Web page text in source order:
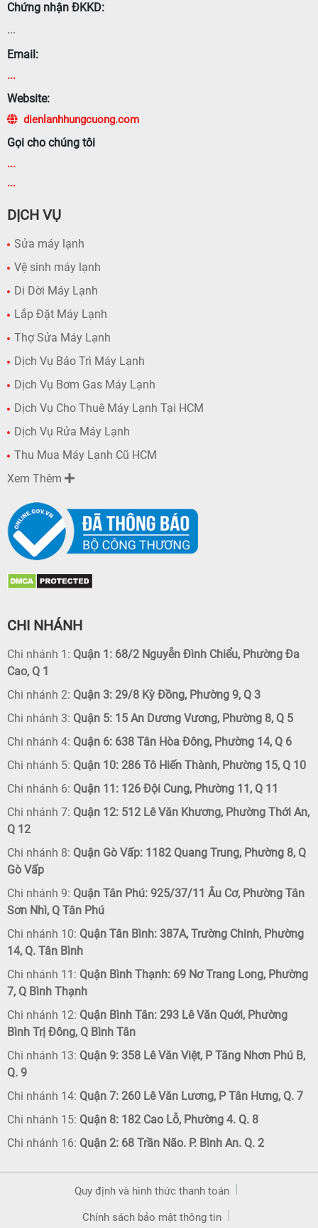
Chứng nhận ĐKKD:
...
Email:
...
Website:
dienlanhhungcuong.com
Gọi cho chúng tôi
...
...
DỊCH VỤ
Sửa máy lạnh
Vệ sinh máy lạnh
Di Dời Máy Lạnh
Lắp Đặt Máy Lạnh
Thợ Sửa Máy Lạnh
Dịch Vụ Bảo Trì Máy Lạnh
Dịch Vụ Bơm Gas Máy Lạnh
Dịch Vụ Cho Thuê Máy Lạnh Tại HCM
Dịch Vụ Rửa Máy Lạnh
Thu Mua Máy Lạnh Cũ HCM
Xem Thêm
CHI NHÁNH
Chi nhánh 1: Quận 1: 68/2 Nguyễn Đình Chiểu, Phường Đa
Cao, Q 1
Chi nhánh 2: Quận 3: 29/8 Kỳ Đồng, Phường 9, Q 3
Chi nhánh 3: Quận 5: 15 An Dương Vương, Phường 8, Q 5
Chi nhánh 4: Quận 6: 638 Tân Hòa Đông, Phường 14, Q 6
Chi nhánh 5: Quận 10: 286 Tô Hiến Thành, Phường 15, Q 10
Chi nhánh 6: Quận 11: 126 Đội Cung, Phường 11, Q 11
Chi nhánh 7: Quận 12: 512 Lê Văn Khương, Phường Thới An,
Q 12
Chi nhánh 8: Quận Gò Vấp: 1182 Quang Trung, Phường 8, Q
Gò Vấp
Chi nhánh 9: Quận Tân Phú: 925/37/11 Âu Cơ, Phường Tân
Sơn Nhì, Q Tân Phú
Chi nhánh 10: Quận Tân Bình: 387A, Trường Chinh, Phường
14, Q. Tân Bình
Chi nhánh 11: Quận Bình Thạnh: 69 Nơ Trang Long, Phường
7, Q Bình Thạnh
Chi nhánh 12: Quận Bình Tân: 293 Lê Văn Quới, Phường
Bình Trị Đông, Q Bình Tân
Chi nhánh 13: Quận 9: 358 Lê Văn Việt, P Tăng Nhơn Phú B,
Q. 9
Chi nhánh 14: Quận 7: 260 Lê Văn Lương, P Tân Hưng, Q. 7
Chi nhánh 15: Quận 8: 182 Cao Lỗ, Phường 4. Q. 8
Chi nhánh 16: Quận 2: 68 Trần Não. P. Bình An. Q. 2
Quy định và hình thức thanh toán
Chính sách bảo mật thông tin